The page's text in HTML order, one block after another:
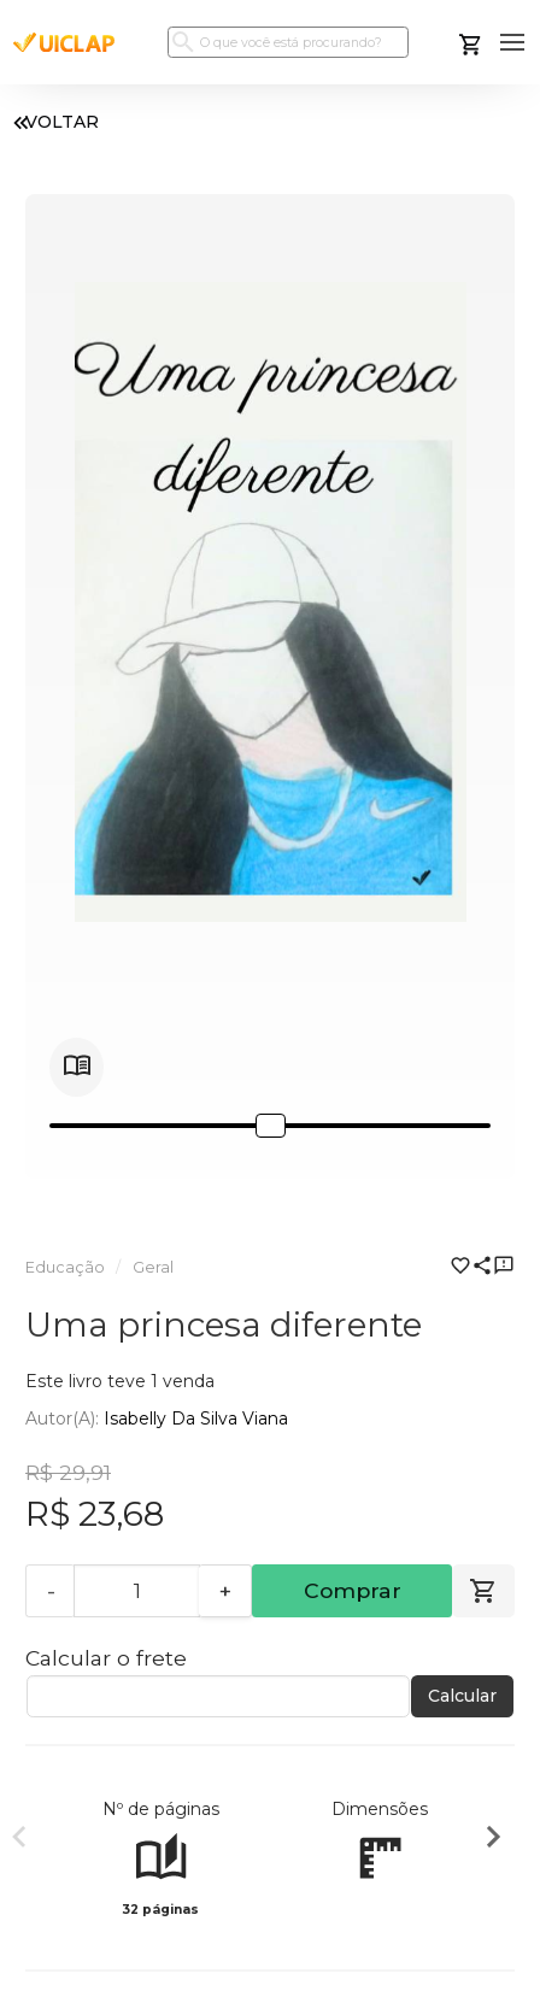
VOLTAR
Educação Geral
Uma princesa diferente
Este livro teve 1 venda
Autor(a): Isabelly Da Silva Viana
R$ 29,91
R$ 23,68
- + Comprar
Calcular o frete
Calcular
Nº de páginas
32 páginas
Dimensões